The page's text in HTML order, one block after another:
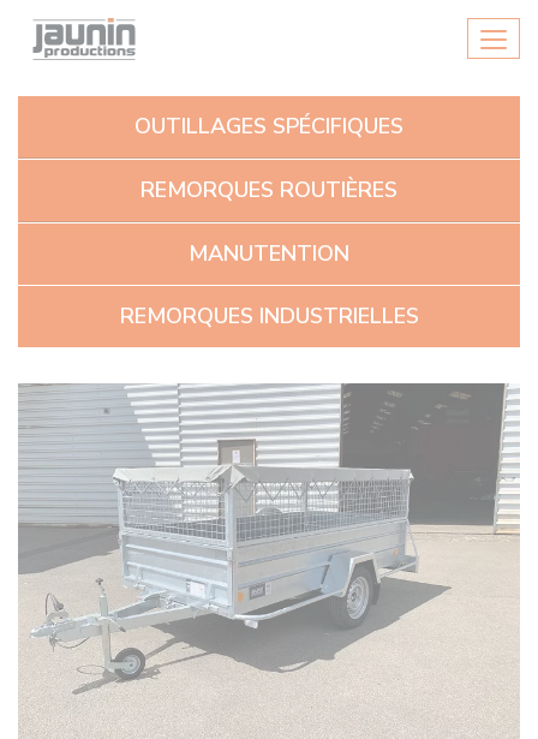
Menu
OUTILLAGES SPÉCIFIQUES
REMORQUES ROUTIÈRES
MANUTENTION
REMORQUES INDUSTRIELLES